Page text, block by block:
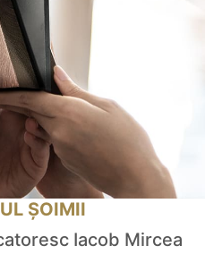
ȘOIMII
Iacob Mircea